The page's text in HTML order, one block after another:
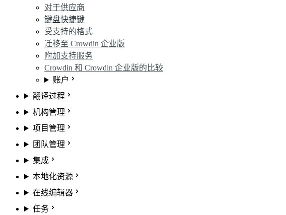
对于供应商
键盘快捷键
受支持的格式
迁移至 Crowdin 企业版
附加支持服务
Crowdin 和 Crowdin 企业版的比较
账户
翻译过程
机构管理
项目管理
团队管理
集成
本地化资源
在线编辑器
任务